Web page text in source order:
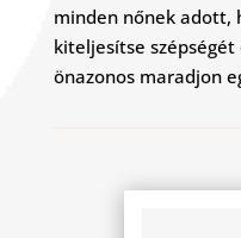
minden nőnek adott,
kiteljesítse
önazonos maradjon